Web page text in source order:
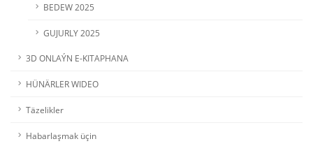
BEDEW 2025
GUJURLY 2025
3D ONLAÝN E-KITAPHANA
HÜNÄRLER WIDEO
Täzelikler
Habarlaşmak üçin